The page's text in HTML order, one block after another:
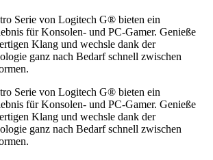
Serie von Logitech G® bieten ein
für Konsolen- und PC-Gamer. Genieße
Klang und wechsle dank der
ganz nach Bedarf schnell zwischen
Serie von Logitech G® bieten ein
für Konsolen- und PC-Gamer. Genieße
Klang und wechsle dank der
ganz nach Bedarf schnell zwischen